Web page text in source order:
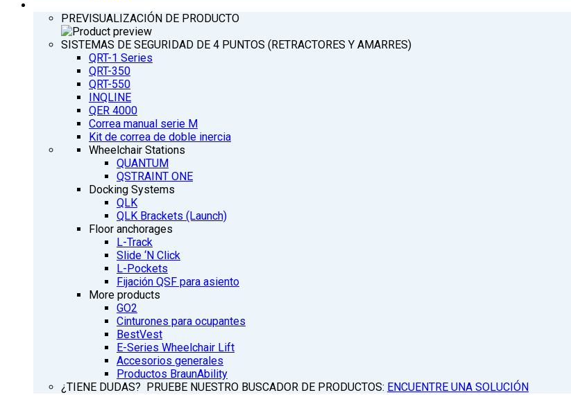
PREVISUALIZACIÓN DE PRODUCTO
SISTEMAS DE SEGURIDAD DE 4 PUNTOS (RETRACTORES Y AMARRES)
QRT-1 Series
QRT-350
QRT-550
INQLINE
QER 4000
Correa manual serie M
Kit de correa de doble inercia
Wheelchair Stations
QUANTUM
QSTRAINT ONE
Docking Systems
QLK
QLK Brackets (Launch)
Floor anchorages
L-Track
Slide ‘N Click
L-Pockets
Fijación QSF para asiento
More products
GO2
Cinturones para ocupantes
BestVest
E-Series Wheelchair Lift
Accesorios generales
Productos BraunAbility
¿TIENE DUDAS? PRUEBE NUESTRO BUSCADOR DE PRODUCTOS: ENCUENTRE UNA SOLUCIÓN